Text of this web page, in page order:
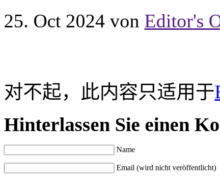
25. Oct 2024 von Editor's
对不起，此内容只适用于
Hinterlassen Sie einen
Name
Email (wird nicht veröffentlicht)